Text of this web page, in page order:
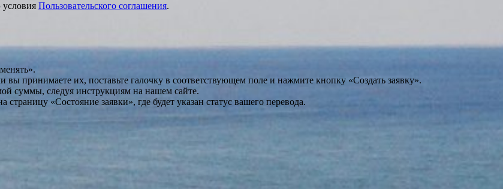
Пользовательского соглашения.
вы принимаете их, поставьте галочку в соответствующем поле и нажмите кнопку «Создать заявку».
суммы, следуя инструкциям на нашем сайте.
«Состояние заявки», где будет указан статус вашего перевода.